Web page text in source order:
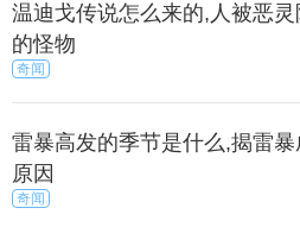
佳，是一种能够显著提亮肤色
的小技巧
睡前涂牛奶
睡前在脸上涂点牛奶，睡觉
温迪戈传说怎么来的,人被恶灵
的怪物
奇闻
雷暴高发的季节是什么,揭雷暴
原因
奇闻